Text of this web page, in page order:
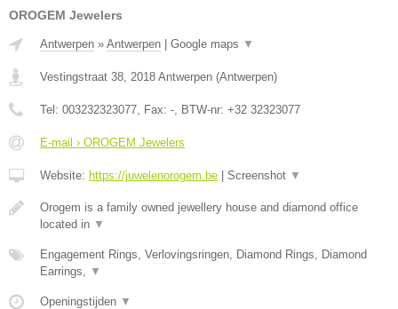
OROGEM Jewelers
Antwerpen » Antwerpen Google maps ▼
Vestingstraat 38, 2018 Antwerpen (Antwerpen)
Tel: 003232323077, Fax: -, BTW-nr: +32 32323077
E-mail › OROGEM Jewelers
Website: https://juwelenorogem.be Screenshot ▼
Orogem is a family owned jewellery house and diamond office
located in ▼
Engagement Rings, Verlovingsringen, Diamond Rings, Diamond
Earrings, ▼
Openingstijden ▼